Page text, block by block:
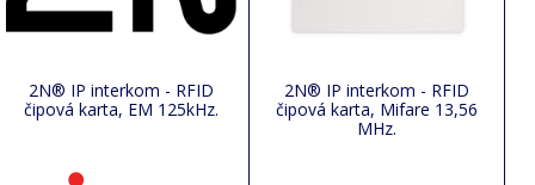
2N® IP interkom - RFID
čipová karta, EM 125kHz.
2N® IP interkom - RFID
čipová karta, Mifare 13,56
MHz.